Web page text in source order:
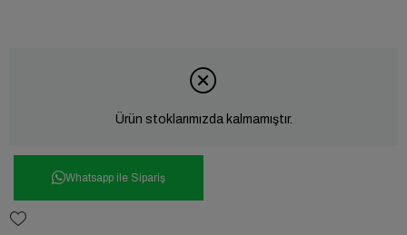
Ürün stoklarımızda kalmamıştır.
Whatsapp ile Sipariş